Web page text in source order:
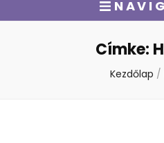
Címke:
Kezdőlap /